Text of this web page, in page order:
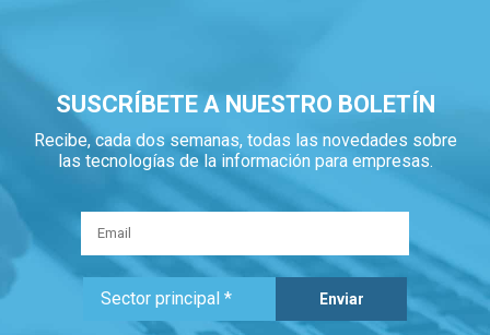
SUSCRÍBETE A NUESTRO BOLETÍN
Recibe, cada dos semanas, todas las novedades sobre
las tecnologías de la información para empresas.